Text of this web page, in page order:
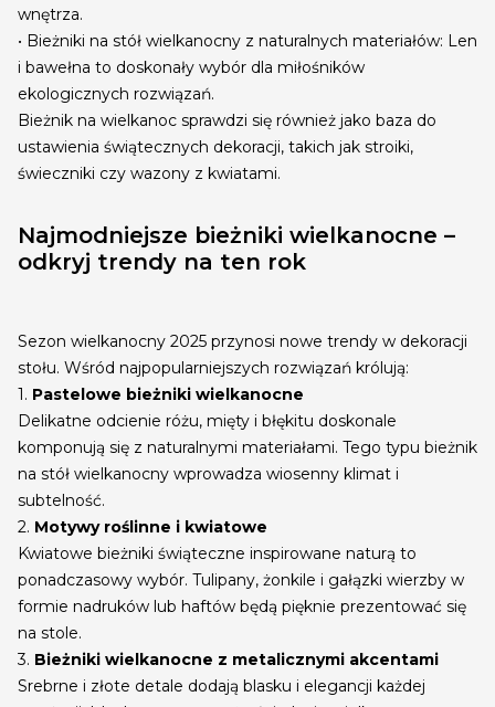
wnętrza.
• Bieżniki na stół wielkanocny z naturalnych materiałów: Len
i bawełna to doskonały wybór dla miłośników
ekologicznych rozwiązań.
Bieżnik na wielkanoc sprawdzi się również jako baza do
ustawienia świątecznych dekoracji, takich jak stroiki,
świeczniki czy wazony z kwiatami.
Najmodniejsze bieżniki wielkanocne –
odkryj trendy na ten rok
Sezon wielkanocny 2025 przynosi nowe trendy w dekoracji
stołu. Wśród najpopularniejszych rozwiązań królują:
1. Pastelowe bieżniki wielkanocne
Delikatne odcienie różu, mięty i błękitu doskonale
komponują się z naturalnymi materiałami. Tego typu bieżnik
na stół wielkanocny wprowadza wiosenny klimat i
subtelność.
2. Motywy roślinne i kwiatowe
Kwiatowe bieżniki świąteczne inspirowane naturą to
ponadczasowy wybór. Tulipany, żonkile i gałązki wierzby w
formie nadruków lub haftów będą pięknie prezentować się
na stole.
3. Bieżniki wielkanocne z metalicznymi akcentami
Srebrne i złote detale dodają blasku i elegancji każdej